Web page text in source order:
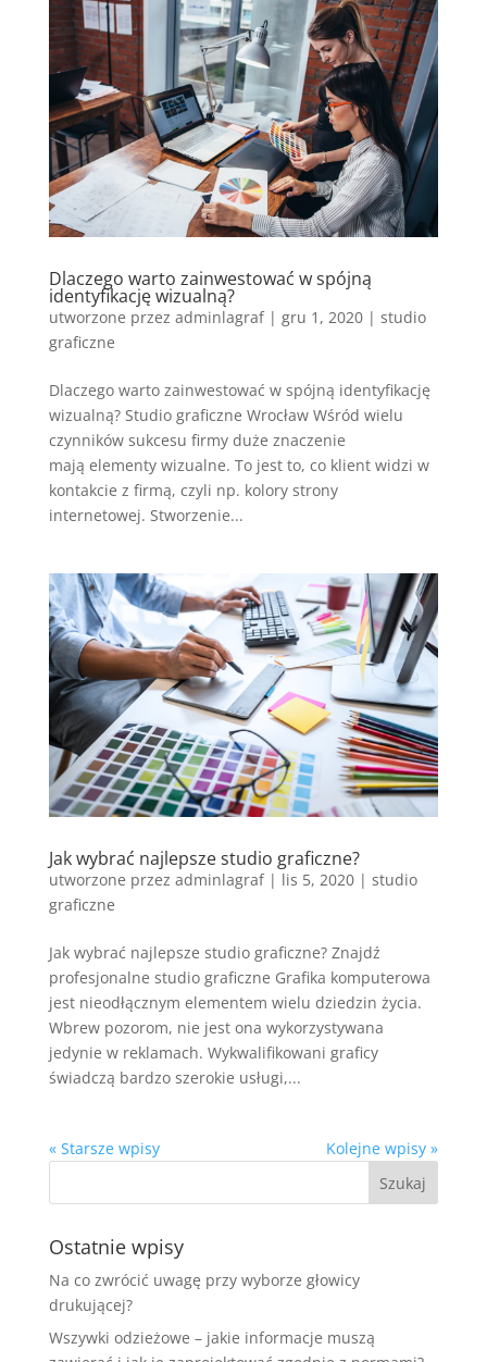
Dlaczego warto zainwestować w spójną
identyfikację wizualną?
utworzone przez adminlagraf| gru 1, 2020| studio
graficzne
Dlaczego warto zainwestować w spójną identyfikację
wizualną? Studio graficzne Wrocław Wśród wielu
czynników sukcesu firmy duże znaczenie
mają elementy wizualne. To jest to, co klient widzi w
kontakcie z firmą, czyli np. kolory strony
internetowej. Stworzenie...
Jak wybrać najlepsze studio graficzne?
utworzone przez adminlagraf| lis 5, 2020| studio
graficzne
Jak wybrać najlepsze studio graficzne? Znajdź
profesjonalne studio graficzne Grafika komputerowa
jest nieodłącznym elementem wielu dziedzin życia.
Wbrew pozorom, nie jest ona wykorzystywana
jedynie w reklamach. Wykwalifikowani graficy
świadczą bardzo szerokie usługi,...
« Starsze wpisy Kolejne wpisy »
Ostatnie wpisy
Na co zwrócić uwagę przy wyborze głowicy
drukującej?
Wszywki odzieżowe – jakie informacje muszą